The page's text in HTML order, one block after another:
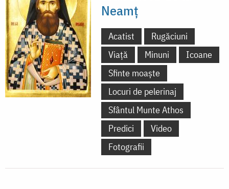
Neamț
Acatist
Rugăciuni
Viață
Minuni
Icoane
Sfinte moaște
Locuri de pelerinaj
Sfântul Munte Athos
Predici
Video
Fotografii